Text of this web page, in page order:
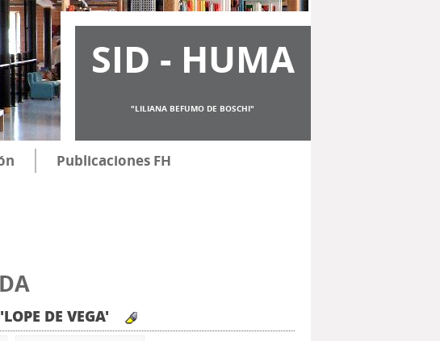
SID - HUMA
"LILIANA BEFUMO DE BOSCHI"
Publicaciones FH
DE VEGA'